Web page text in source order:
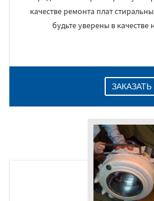
качестве ремонта плат
будьте уверены в качестве
ЗАКАЗАТЬ